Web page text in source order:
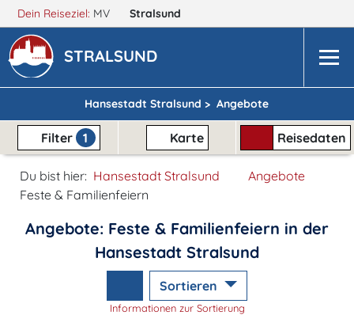
Dein Reiseziel: MV Stralsund
STRALSUND
Hansestadt Stralsund > Angebote
Filter 1 Karte Reisedaten
Du bist hier: Hansestadt Stralsund
Angebote
Feste & Familienfeiern
Angebote: Feste & Familienfeiern in der
Hansestadt Stralsund
Sortieren
Informationen zur Sortierung